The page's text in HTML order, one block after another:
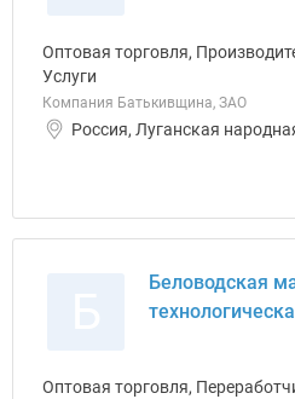
Оптовая торговля,
Услуги
Компания Батькивщина, ЗАО
Россия, Луганская
Беловодская
Оптовая торговля,